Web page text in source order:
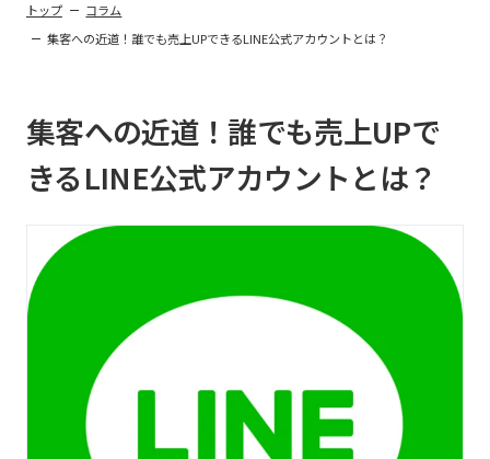
トップ
コラム
集客への近道！誰でも売上UPできるLINE公式アカウントとは？
集客への近道！誰でも売上UPで
きるLINE公式アカウントとは？